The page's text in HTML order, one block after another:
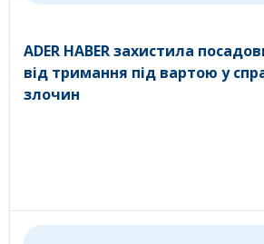
ADER HABER захистила
від тримання під вартою у
злочин